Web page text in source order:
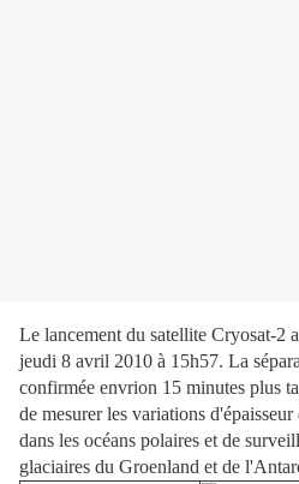
Le lancement du satellite Cryosat-2
jeudi 8 avril 2010 à 15h57. La
confirmée envrion 15 minutes plus
de mesurer les variations d'épaisseur
dans les océans polaires et de
glaciaires du Groenland et de